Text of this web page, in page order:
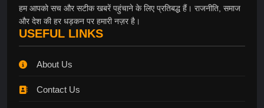
हम आपको सच और सटीक खबरें पहुंचाने के लिए प्रतिबद्ध हैं। राजनीति, समाज
और देश की हर धड़कन पर हमारी नज़र है।
USEFUL LINKS
About Us
Contact Us